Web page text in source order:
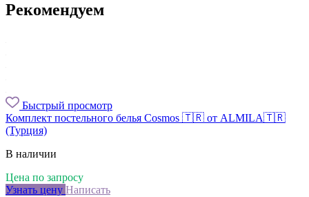
Рекомендуем
Быстрый просмотр
Комплект постельного белья Cosmos 🇹🇷 от ALMILA🇹🇷
(Турция)
В наличии
Цена по запросу
Узнать цену Написать